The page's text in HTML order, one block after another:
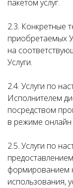
пакетом услуг.
2.3. Конкретные
приобретаемых
на
Услуги.
2.4. Услуги по
Исполнителем
посредством
в режиме
2.5. Услуги по
формированием
использования,